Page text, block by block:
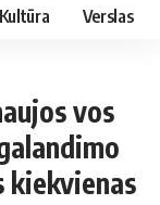
Resizer
Kultūra Verslas
vos